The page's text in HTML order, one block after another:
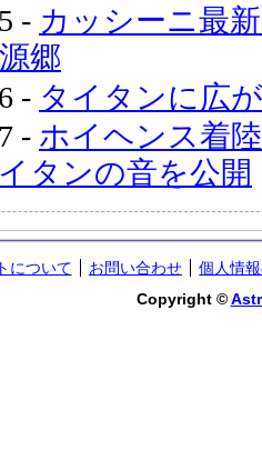
- カッシーニ最
郷
- タイタンに広
- ホイヘンス着
タンの音を公開
について お問い合わせ
個人情
Copyright ©